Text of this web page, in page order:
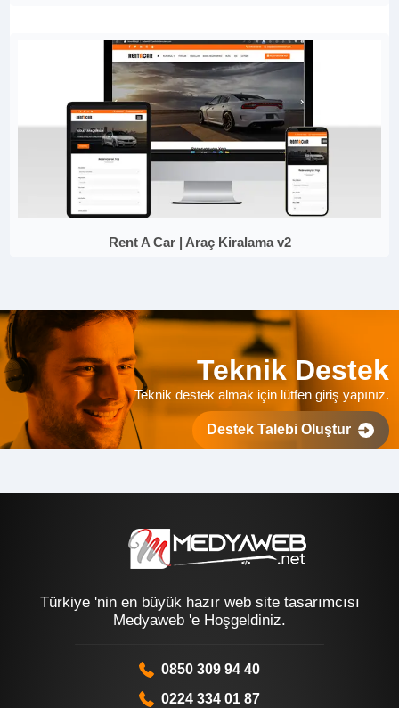
Rent A Car | Araç Kiralama v2
Teknik Destek
Teknik destek almak için lütfen giriş yapınız.
Destek Talebi Oluştur
Türkiye 'nin en büyük hazır web site tasarımcısı
Medyaweb 'e Hoşgeldiniz.
0850 309 94 40
0224 334 01 87